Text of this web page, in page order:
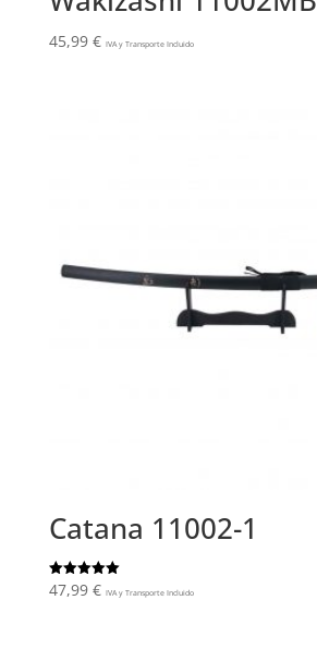
45,99 € IVA y Transporte Incluido
Catana 11002-1
Valorado
con
47,99 € IVA y Transporte Incluido